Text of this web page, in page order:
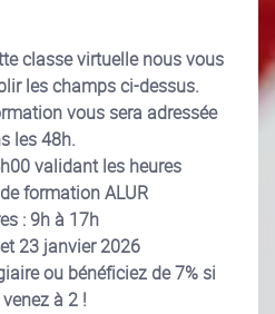
classe virtuelle nous vous
les champs ci-dessus.
vous sera adressée
les 48h.
validant les heures
formation ALUR
: 9h à 17h
23 janvier 2026
ou bénéficiez de 7% si
à 2 !